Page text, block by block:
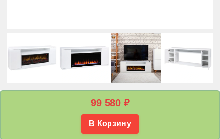
99 580 ₽
В Корзину